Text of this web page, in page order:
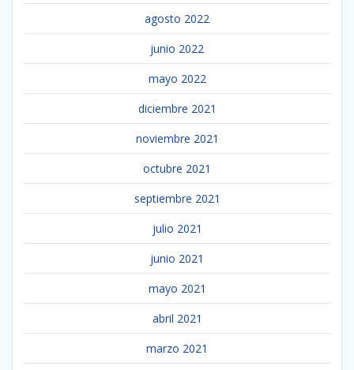
agosto 2022
junio 2022
mayo 2022
diciembre 2021
noviembre 2021
octubre 2021
septiembre 2021
julio 2021
junio 2021
mayo 2021
abril 2021
marzo 2021